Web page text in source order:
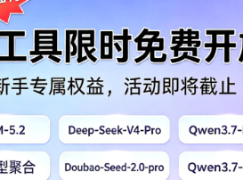
和PCB Layout源文件哪里能提供，感谢